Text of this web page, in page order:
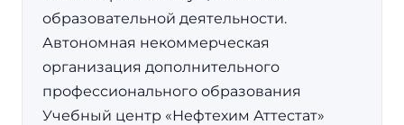
образовательной деятельности.
Автономная некоммерческая
организация дополнительного
профессионального образования
Учебный центр «Нефтехим Аттестат»